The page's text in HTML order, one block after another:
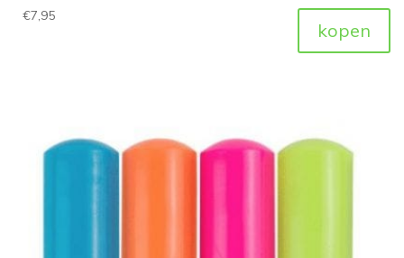
€7,95
kopen